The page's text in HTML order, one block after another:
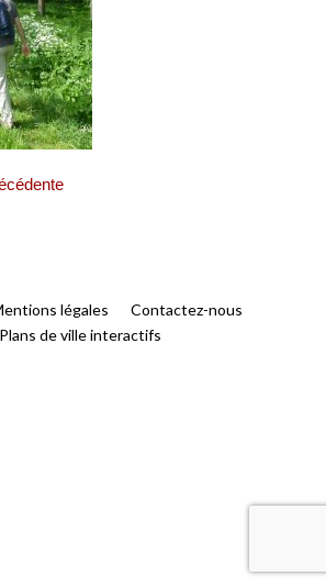
légales
Contactez-nous
Plans de ville interactifs